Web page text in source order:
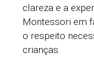
clareza e a
Montessori em
o respeito
crianças.